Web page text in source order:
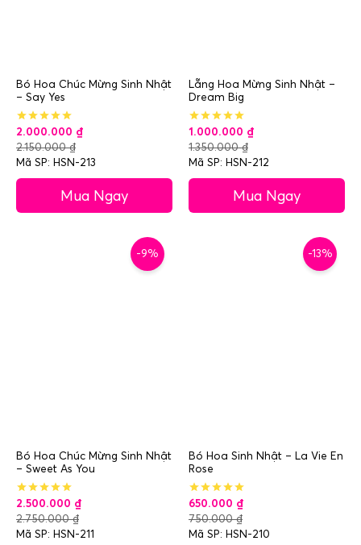
Bó Hoa Chúc Mừng Sinh Nhật
– Say Yes
2.000.000 ₫
2.150.000₫
Mã SP: HSN-213
Mua Ngay
Lẵng Hoa Mừng Sinh Nhật –
Dream Big
1.000.000 ₫
1.350.000₫
Mã SP: HSN-212
Mua Ngay
-9%
Bó Hoa Chúc Mừng Sinh Nhật
– Sweet As You
2.500.000 ₫
2.750.000₫
Mã SP: HSN-211
-13%
Bó Hoa Sinh Nhật – La Vie En
Rose
650.000 ₫
750.000₫
Mã SP: HSN-210